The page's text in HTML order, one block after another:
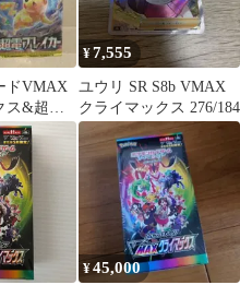
ドVMAX
&超電
開封パッ
¥7,555
ユウリ SR S8b VMAX
クライマックス 276/184
¥45,000